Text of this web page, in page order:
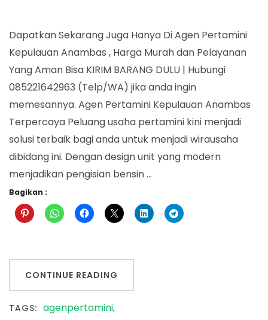
Kepulauan
Anambas
Dapatkan Sekarang Juga Hanya Di Agen Pertamini
Kepulauan Anambas , Harga Murah dan Pelayanan
Yang Aman Bisa KIRIM BARANG DULU | Hubungi
085221642963 (Telp/WA) jika anda ingin
memesannya. Agen Pertamini Kepulauan Anambas
Terpercaya Peluang usaha pertamini kini menjadi
solusi terbaik bagi anda untuk menjadi wirausaha
dibidang ini. Dengan design unit yang modern
menjadikan pengisian bensin …
Bagikan :
CONTINUE READING
TAGS: agenpertamini